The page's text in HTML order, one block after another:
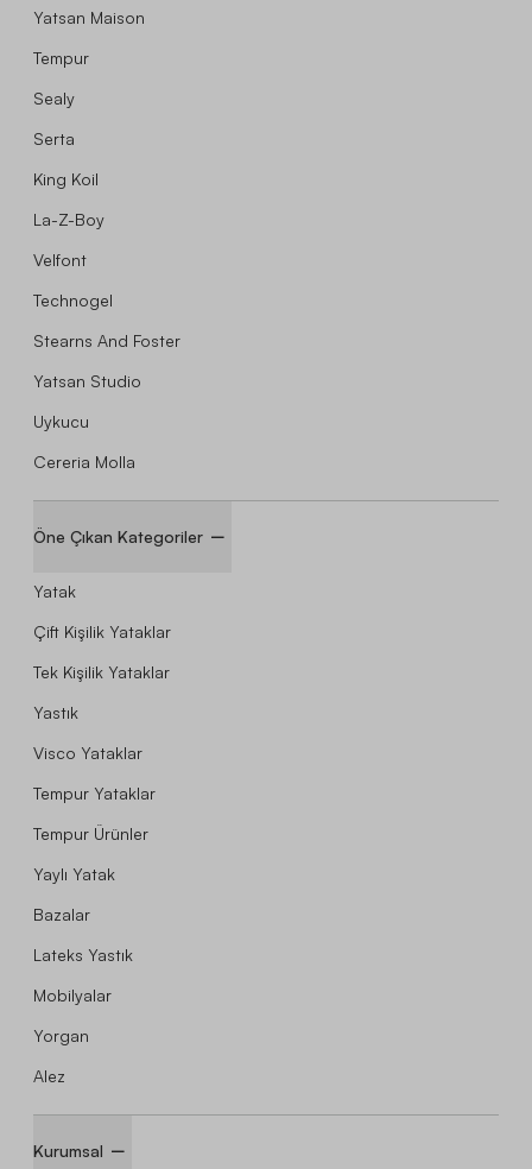
Yatsan Maison
Tempur
Sealy
Serta
King Koil
La-Z-Boy
Velfont
Technogel
Stearns And Foster
Yatsan Studio
Uykucu
Cereria Molla
Öne Çıkan Kategoriler
Yatak
Çift Kişilik Yataklar
Tek Kişilik Yataklar
Yastık
Visco Yataklar
Tempur Yataklar
Tempur Ürünler
Yaylı Yatak
Bazalar
Lateks Yastık
Mobilyalar
Yorgan
Alez
Kurumsal